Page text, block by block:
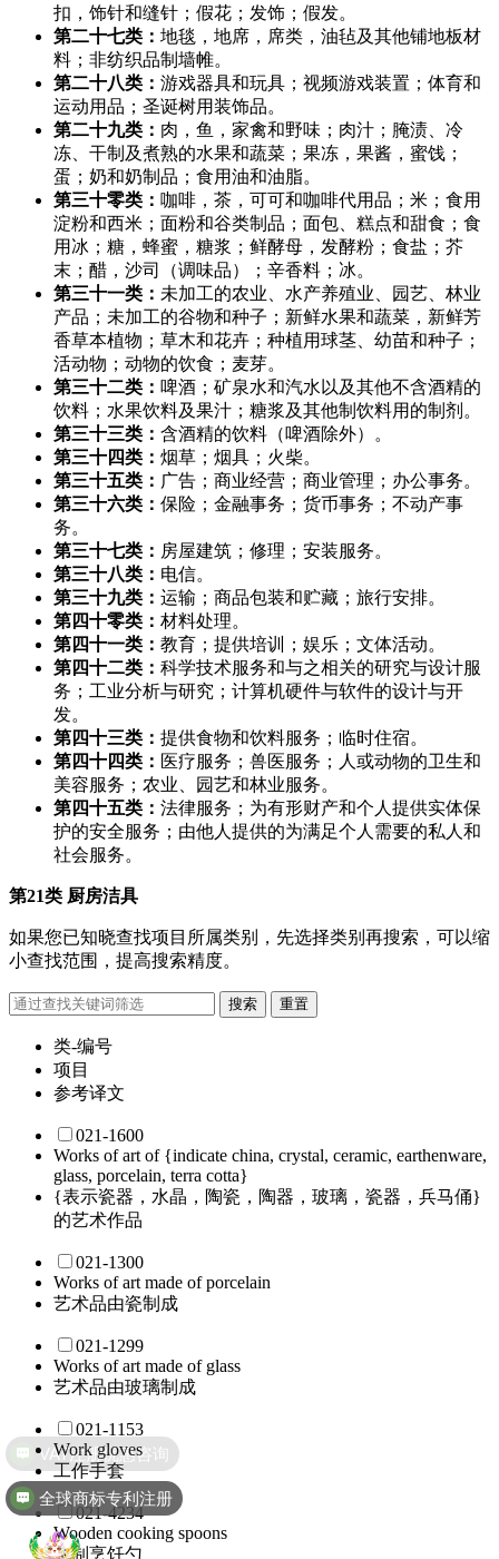
扣，饰针和缝针；假花；发饰；假发。
第二十七类： 地毯，地席，席类，油毡及其他铺地板材
料；非纺织品制墙帷。
第二十八类： 游戏器具和玩具；视频游戏装置；体育和
运动用品；圣诞树用装饰品。
第二十九类： 肉，鱼，家禽和野味；肉汁；腌渍、冷
冻、干制及煮熟的水果和蔬菜；果冻，果酱，蜜饯；
蛋；奶和奶制品；食用油和油脂。
第三十零类： 咖啡，茶，可可和咖啡代用品；米；食用
淀粉和西米；面粉和谷类制品；面包、糕点和甜食；食
用冰；糖，蜂蜜，糖浆；鲜酵母，发酵粉；食盐；芥
末；醋，沙司（调味品）；辛香料；冰。
第三十一类： 未加工的农业、水产养殖业、园艺、林业
产品；未加工的谷物和种子；新鲜水果和蔬菜，新鲜芳
香草本植物；草木和花卉；种植用球茎、幼苗和种子；
活动物；动物的饮食；麦芽。
第三十二类： 啤酒；矿泉水和汽水以及其他不含酒精的
饮料；水果饮料及果汁；糖浆及其他制饮料用的制剂。
第三十三类： 含酒精的饮料（啤酒除外）。
第三十四类： 烟草；烟具；火柴。
第三十五类： 广告；商业经营；商业管理；办公事务。
第三十六类： 保险；金融事务；货币事务；不动产事
务。
第三十七类： 房屋建筑；修理；安装服务。
第三十八类： 电信。
第三十九类： 运输；商品包装和贮藏；旅行安排。
第四十零类： 材料处理。
第四十一类： 教育；提供培训；娱乐；文体活动。
第四十二类： 科学技术服务和与之相关的研究与设计服
务；工业分析与研究；计算机硬件与软件的设计与开
发。
第四十三类： 提供食物和饮料服务；临时住宿。
第四十四类： 医疗服务；兽医服务；人或动物的卫生和
美容服务；农业、园艺和林业服务。
第四十五类： 法律服务；为有形财产和个人提供实体保
护的安全服务；由他人提供的为满足个人需要的私人和
社会服务。
第21类 厨房洁具
如果您已知晓查找项目所属类别，先选择类别再搜索，可以缩
小查找范围，提高搜索精度。
类-编号
项目
参考译文
021-1600
Works of art of {indicate china, crystal, ceramic, earthenware,
glass, porcelain, terra cotta}
{表示瓷器，水晶，陶瓷，陶器，玻璃，瓷器，兵马俑}
的艺术作品
021-1300
Works of art made of porcelain
艺术品由瓷制成
021-1299
Works of art made of glass
艺术品由玻璃制成
021-1153
Work gloves
工作手套
021-4234
Wooden cooking spoons
木制烹饪勺
全球商标专利注册